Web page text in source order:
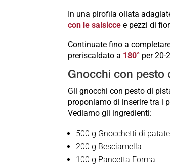
In una pirofila oliata
con le salsicce e pezzi di
Continuate fino a
preriscaldato a 180° per 20-
Gnocchi con pesto
Gli gnocchi con pesto di
proponiamo di inserire tra i
Vediamo gli ingredienti:
500 g Gnocchetti di patate
200 g Besciamella
100 g Pancetta Forma